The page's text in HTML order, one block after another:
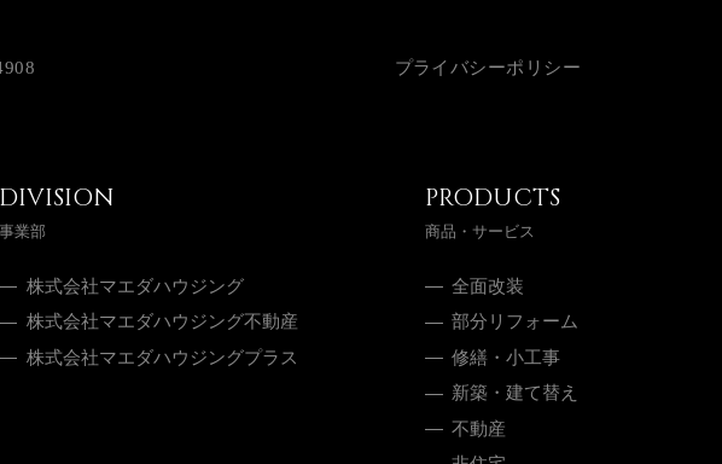
プライバシーポリシー
DIVISION
事業部
株式会社マエダハウジング
株式会社マエダハウジング不動産
株式会社マエダハウジングプラス
PRODUCTS
商品・サービス
全面改装
部分リフォーム
修繕・小工事
新築・建て替え
不動産